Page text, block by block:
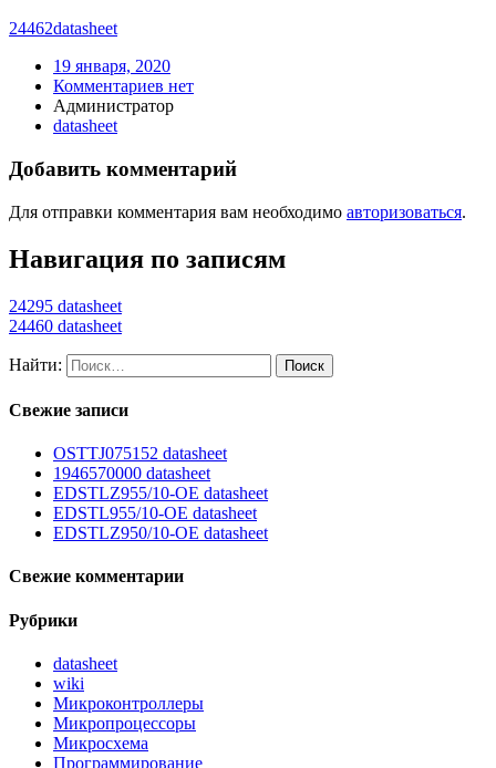
24462datasheet
19 января, 2020
Комментариев нет
Администратор
datasheet
Добавить комментарий
Для отправки комментария вам необходимо авторизоваться.
Навигация по записям
24295 datasheet
24460 datasheet
Найти:
Свежие записи
OSTTJ075152 datasheet
1946570000 datasheet
EDSTLZ955/10-OE datasheet
EDSTL955/10-OE datasheet
EDSTLZ950/10-OE datasheet
Свежие комментарии
Рубрики
datasheet
wiki
Микроконтроллеры
Микропроцессоры
Микросхема
Программирование